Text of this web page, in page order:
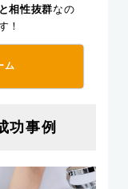
相性抜群なの
！
ム
功事例